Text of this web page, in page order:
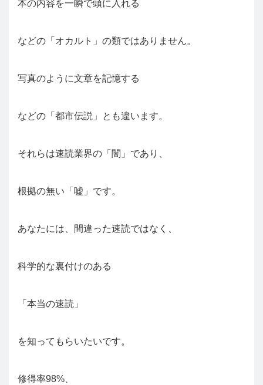
本の内容を一瞬で頭に入れる
などの「オカルト」の類ではありません。
写真のように文章を記憶する
などの「都市伝説」とも違います。
それらは速読業界の「闇」であり、
根拠の無い「嘘」です。
あなたには、間違った速読ではなく、
科学的な裏付けのある
「本当の速読」
を知ってもらいたいです。
修得率98%、